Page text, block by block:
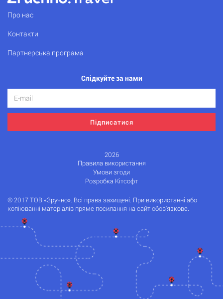
Про нас
Контакти
Партнерська програма
Слідкуйте за нами
Підписатися
2026
Правила використання
Умови згоди
Розробка Кітсофт
© 2017 ТОВ «Зручно». Всі права захищені. При використанні або
копіюванні матеріалів пряме посилання на сайт обов'язкове.